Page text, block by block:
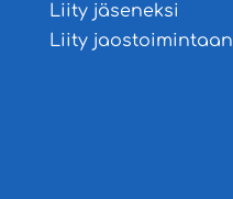
Liity jäseneksi
Liity jaostoimintaan